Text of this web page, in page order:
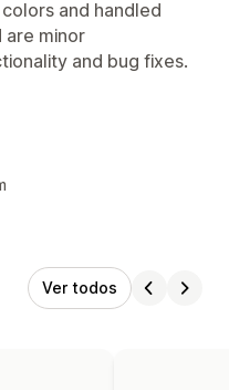
and handled
are minor
and bug fixes.
Ver todos